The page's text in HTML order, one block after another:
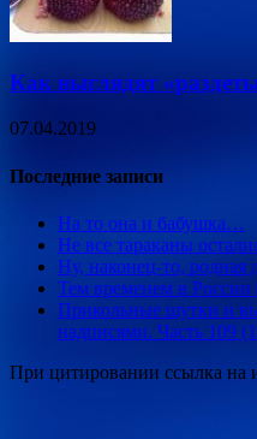
Как выглядят
07.04.2019
Последние записи
На то она и бабушка…
Не все тараканы
Ну, наконец-то, родная
Тем временем в России
Прикольные шутки и
надписями. Часть 109
При цитировании ссылка на